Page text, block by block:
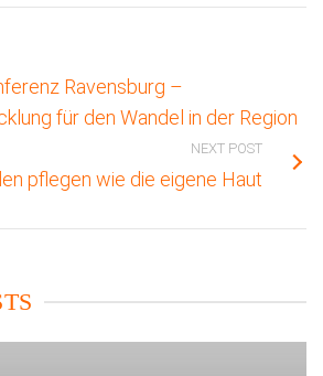
Ravensburg –
für den Wandel in der Region
NEXT POST
pflegen wie die eigene Haut